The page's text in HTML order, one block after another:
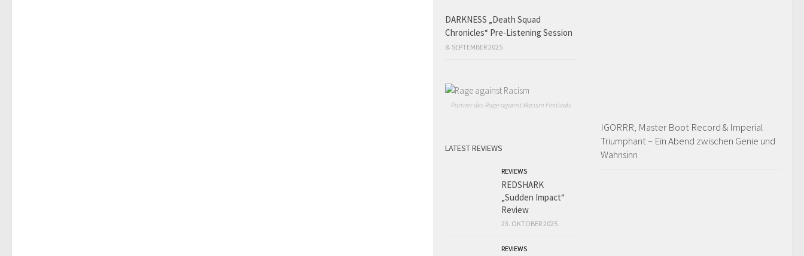
IGORRR, Master Boot Record & Imperial
Triumphant – Ein Abend zwischen Genie und
Wahnsinn
DARKNESS „Death Squad
Chronicles“ Pre-Listening Session
8. SEPTEMBER 2025
Partner des Rage against Racism Festivals
LATEST REVIEWS
REVIEWS
REDSHARK
„Sudden Impact“
Review
23. OKTOBER 2025
REVIEWS